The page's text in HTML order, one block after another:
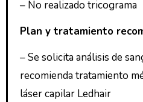
– No realizado tricograma
Plan y tratamiento
– Se solicita análisis de
recomienda tratamiento
láser capilar Ledhair